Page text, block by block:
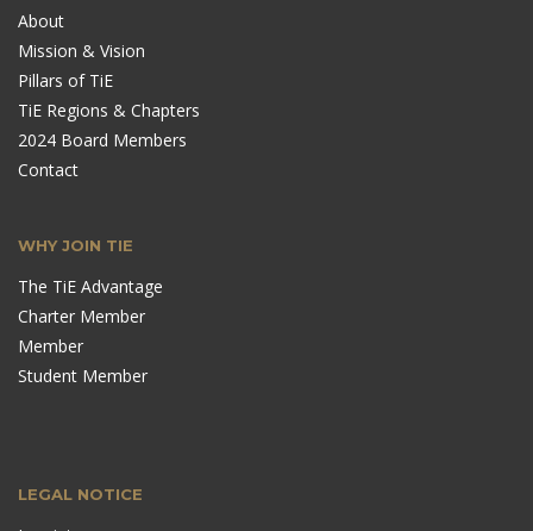
About
Mission & Vision
Pillars of TiE
TiE Regions & Chapters
2024 Board Members
Contact
WHY JOIN TIE
The TiE Advantage
Charter Member
Member
Student Member
LEGAL NOTICE